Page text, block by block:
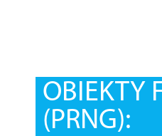
OBIEKTY
(PRNG):